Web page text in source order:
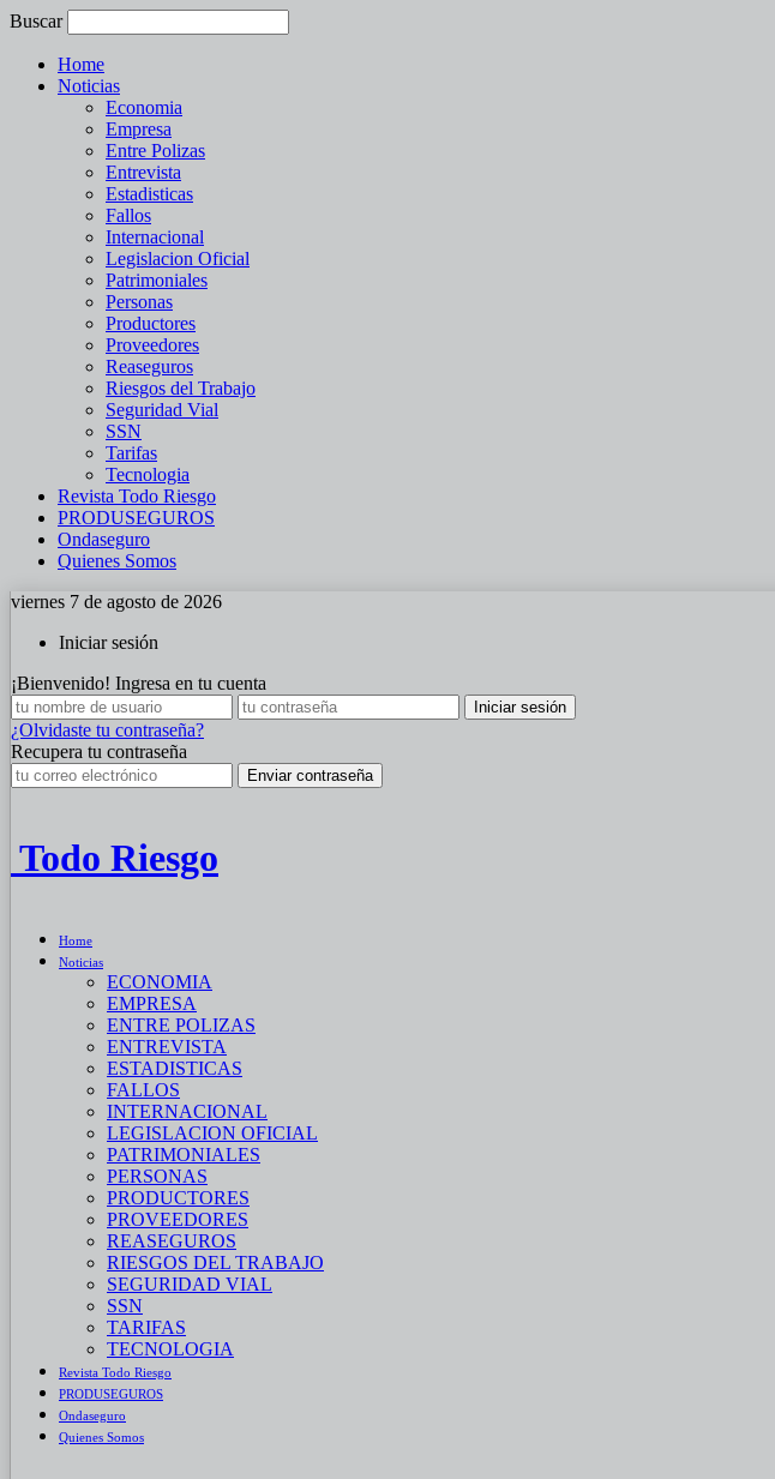
Buscar
Home
Noticias
Economia
Empresa
Entre Polizas
Entrevista
Estadisticas
Fallos
Internacional
Legislacion Oficial
Patrimoniales
Personas
Productores
Proveedores
Reaseguros
Riesgos del Trabajo
Seguridad Vial
SSN
Tarifas
Tecnologia
Revista Todo Riesgo
PRODUSEGUROS
Ondaseguro
Quienes Somos
viernes 7 de agosto de 2026
Iniciar sesión
¡Bienvenido! Ingresa en tu cuenta
¿Olvidaste tu contraseña?
Recupera tu contraseña
Todo Riesgo
Home
Noticias
ECONOMIA
EMPRESA
ENTRE POLIZAS
ENTREVISTA
ESTADISTICAS
FALLOS
INTERNACIONAL
LEGISLACION OFICIAL
PATRIMONIALES
PERSONAS
PRODUCTORES
PROVEEDORES
REASEGUROS
RIESGOS DEL TRABAJO
SEGURIDAD VIAL
SSN
TARIFAS
TECNOLOGIA
Revista Todo Riesgo
PRODUSEGUROS
Ondaseguro
Quienes Somos